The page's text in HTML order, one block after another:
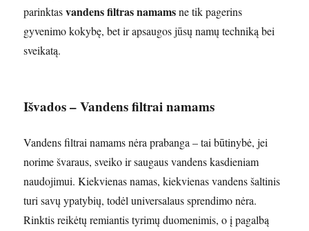
parinktasvandens filtras namamsne tik pagerins
gyvenimo kokybę, bet ir apsaugos jūsų namų techniką bei
sveikatą.
Išvados – Vandens filtrai namams
Vandens filtrai namams nėra prabanga – tai būtinybė, jei
norime švaraus, sveiko ir saugaus vandens kasdieniam
naudojimui. Kiekvienas namas, kiekvienas vandens šaltinis
turi savų ypatybių, todėl universalaus sprendimo nėra.
Rinktis reikėtų remiantis tyrimų duomenimis, o į pagalbą